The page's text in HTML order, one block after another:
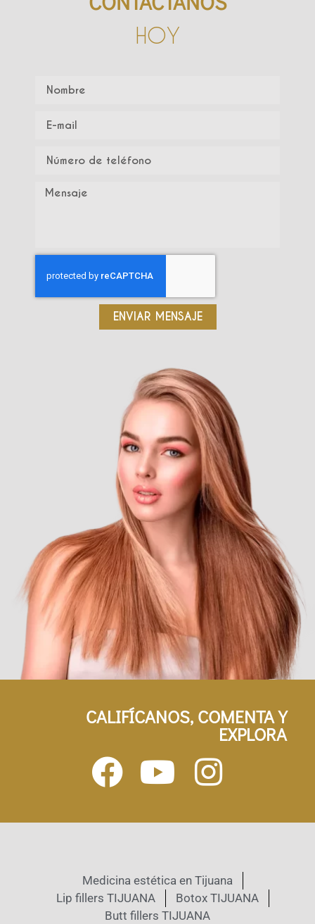
HOY
ENVIAR MENSAJE
CALIFÍCANOS, COMENTA Y
EXPLORA
Medicina estética en Tijuana
Lip fillers TIJUANA
Botox TIJUANA
Butt fillers TIJUANA